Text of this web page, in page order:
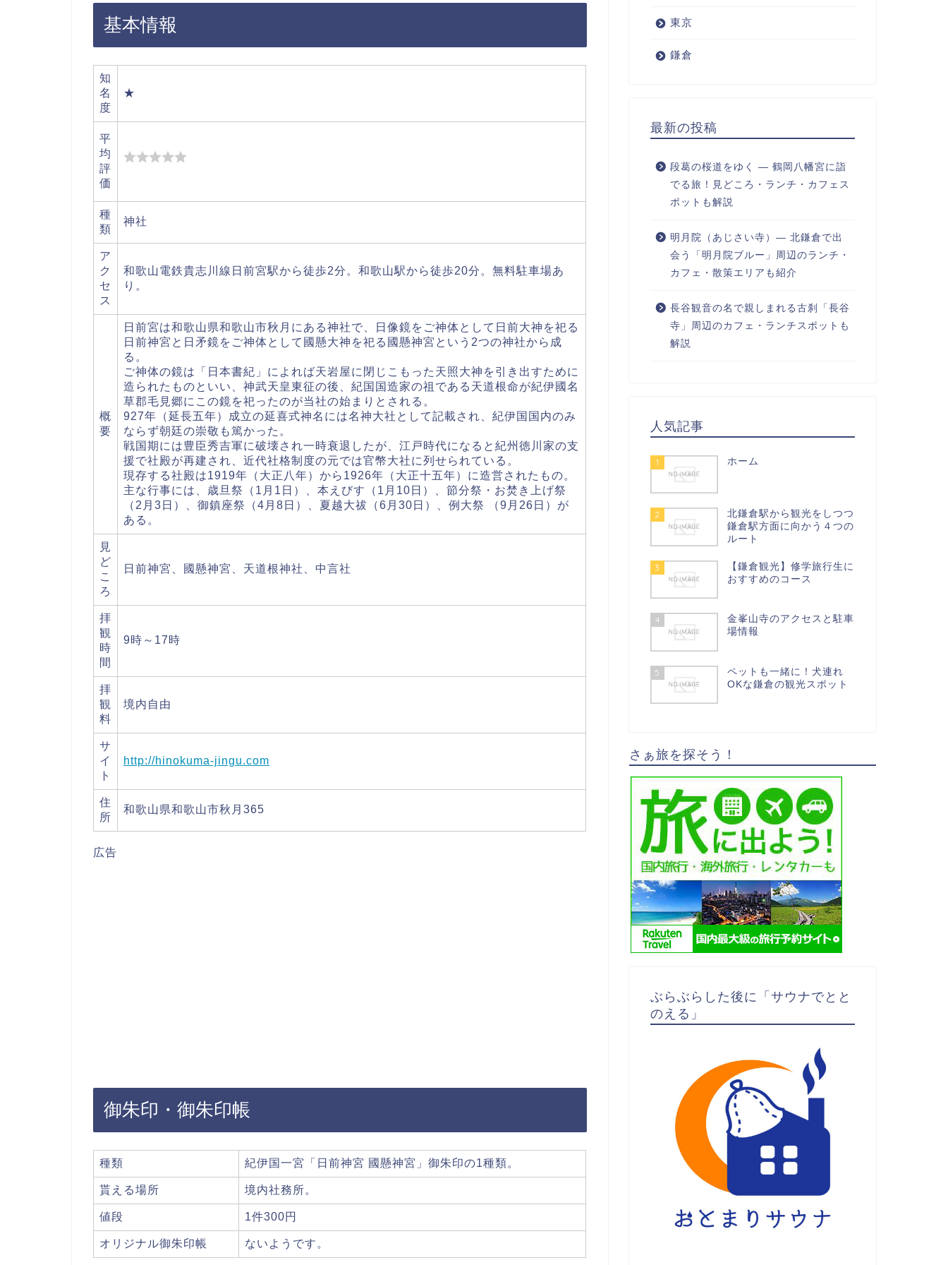
基本情報
知
名
度
★
平
均
評
価
種
類
神社
ア
ク
セ
ス
和歌山電鉄貴志川線日前宮駅から徒歩2分。和歌山駅から徒歩20分。無料駐車場あ
り。
概
要
日前宮は和歌山県和歌山市秋月にある神社で、日像鏡をご神体として日前大神を祀る
日前神宮と日矛鏡をご神体として國懸大神を祀る國懸神宮という2つの神社から成
る。
ご神体の鏡は「日本書紀」によれば天岩屋に閉じこもった天照大神を引き出すために
造られたものといい、神武天皇東征の後、紀国国造家の祖である天道根命が紀伊國名
草郡毛見郷にこの鏡を祀ったのが当社の始まりとされる。
927年（延長五年）成立の延喜式神名には名神大社として記載され、紀伊国国内のみ
ならず朝廷の崇敬も篤かった。
戦国期には豊臣秀吉軍に破壊され一時衰退したが、江戸時代になると紀州徳川家の支
援で社殿が再建され、近代社格制度の元では官幣大社に列せられている。
現存する社殿は1919年（大正八年）から1926年（大正十五年）に造営されたもの。
主な行事には、歳旦祭（1月1日）、本えびす（1月10日）、節分祭・お焚き上げ祭
（2月3日）、御鎮座祭（4月8日）、夏越大祓（6月30日）、例大祭 （9月26日）が
ある。
見
ど
こ
ろ
日前神宮、國懸神宮、天道根神社、中言社
拝
観
時
間
9時～17時
拝
観
料
境内自由
サ
イ
ト
http://hinokuma-jingu.com
住
所
和歌山県和歌山市秋月365
広告
御朱印・御朱印帳
種類 紀伊国一宮「日前神宮 國懸神宮」御朱印の1種類。
貰える場所 境内社務所。
値段 1件300円
オリジナル御朱印帳 ないようです。
東京
鎌倉
最新の投稿
段葛の桜道をゆく ― 鶴岡八幡宮に詣
でる旅！見どころ・ランチ・カフェス
ポットも解説
明月院（あじさい寺）― 北鎌倉で出
会う「明月院ブルー」周辺のランチ・
カフェ・散策エリアも紹介
長谷観音の名で親しまれる古刹「長谷
寺」周辺のカフェ・ランチスポットも
解説
人気記事
1 ホーム
2
北鎌倉駅から観光をしつつ
鎌倉駅方面に向かう４つの
ルート
3
【鎌倉観光】修学旅行生に
おすすめのコース
4
金峯山寺のアクセスと駐車
場情報
5
ペットも一緒に！犬連れ
OKな鎌倉の観光スポット
さぁ旅を探そう！
ぶらぶらした後に「サウナでとと
のえる」